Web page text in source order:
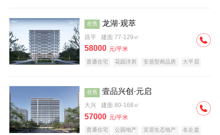
在售 龙湖·观萃
昌平 建面 77-129㎡
58000 元/平米
普通住宅 花园洋房 安居型商品房
大平层
在售 壹品兴创·元启
大兴 建面 80-168㎡
57000 元/平米
普通住宅 公园地产 宜居生态地产 名企盘